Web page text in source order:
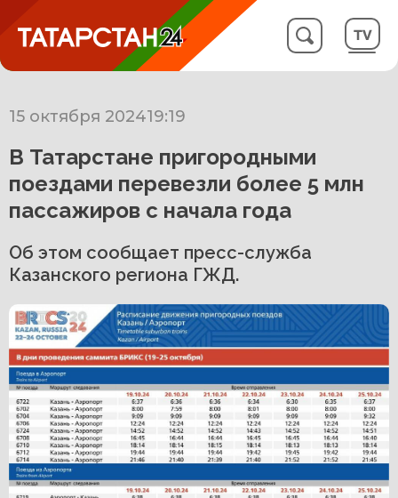
15 октября 202419:19
В Татарстане пригородными
поездами перевезли более 5 млн
пассажиров с начала года
Об этом сообщает пресс-служба
Казанского региона ГЖД.